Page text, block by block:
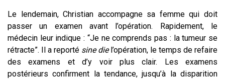
Le lendemain, Christian accompagne sa femme qui doit
passer un examen avant l’opération. Rapidement, le
médecin leur indique : “Je ne comprends pas : la tumeur se
rétracte”. Il a reporté sine diel’opération, le temps de refaire
des examens et d’y voir plus clair. Les examens
postérieurs confirment la tendance, jusqu’à la disparition